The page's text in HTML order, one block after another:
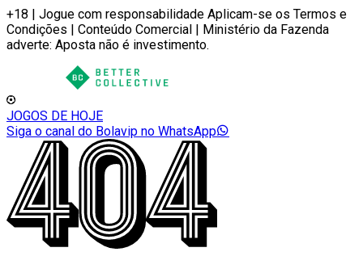
+18 | Jogue com responsabilidade Aplicam-se os Termos e
Condições | Conteúdo Comercial | Ministério da Fazenda
adverte: Aposta não é investimento.
JOGOS DE HOJE
Siga o canal do Bolavip no WhatsApp